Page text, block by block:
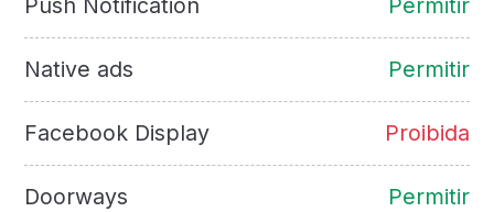
Push Notification Permitir
Native ads Permitir
Facebook Display Proibida
Doorways Permitir